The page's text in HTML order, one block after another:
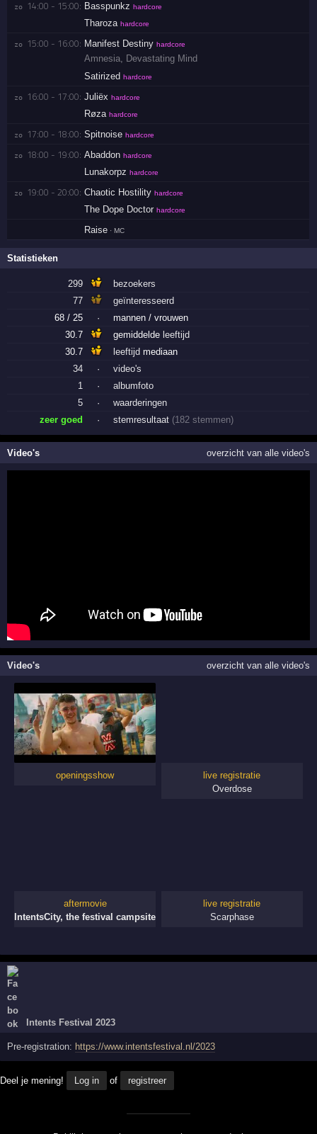
zo 14:00 - 15:00: Basspunkz hardcore
Tharoza hardcore
zo 15:00 - 16:00: Manifest Destiny hardcore
Amnesia, Devastating Mind
Satirized hardcore
zo 16:00 - 17:00: Juliëx hardcore
Røza hardcore
zo 17:00 - 18:00: Spitnoise hardcore
zo 18:00 - 19:00: Abaddon hardcore
Lunakorpz hardcore
zo 19:00 - 20:00: Chaotic Hostility hardcore
The Dope Doctor hardcore
Raise · MC
Statistieken
299
bezoekers
77
geïnteresseerd
68 / 25
·
mannen / vrouwen
30.7
gemiddelde leeftijd
30.7
leeftijd mediaan
34
·
video's
1
·
albumfoto
5
·
waarderingen
zeer goed
· stemresultaat (182 stemmen)
Video's overzicht van alle video's
Video's overzicht van alle video's
openingsshow
live registratie
Overdose
aftermovie
IntentsCity, the festival campsite
live registratie
Scarphase
Intents Festival 2023
Pre-registration: https://www.intentsfestival.nl/2023
Deel je mening! Log in of registreer